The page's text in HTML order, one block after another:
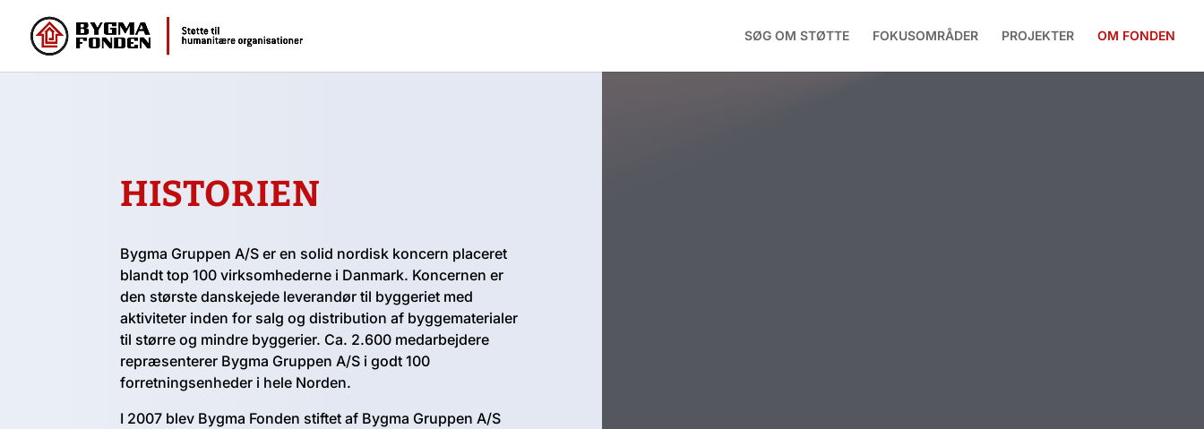
SØG OM STØTTE FOKUSOMRÅDER PROJEKTER OM FONDEN
HISTORIEN
Bygma Gruppen A/S er en solid nordisk koncern placeret
blandt top 100 virksomhederne i Danmark. Koncernen er
den største danskejede leverandør til byggeriet med
aktiviteter inden for salg og distribution af byggematerialer
til større og mindre byggerier. Ca. 2.600 medarbejdere
repræsenterer Bygma Gruppen A/S i godt 100
forretningsenheder i hele Norden.
I 2007 blev Bygma Fonden stiftet af Bygma Gruppen A/S